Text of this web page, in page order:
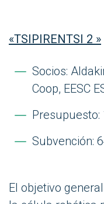
«TSIPIRENTSI 2 »
Socios:
Coop, EESC
Presupuesto:
Subvención:
El objetivo